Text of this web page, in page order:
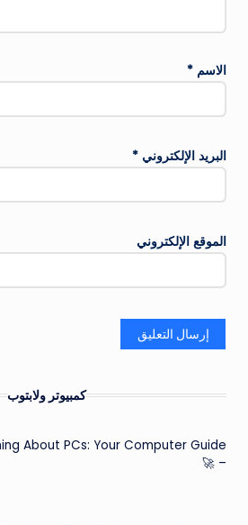
الاسم *
البريد الإلكتروني *
الموقع الإلكتروني
كمبيوتر ولابتوب
About PCs: Your Computer Guide
– 🚀